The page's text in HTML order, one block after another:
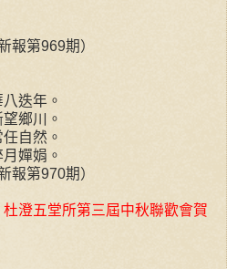
報第969期）
迭年。
鄉川。
自然。
嬋娟。
報第970期）
澄五堂所第三屆中秋聯歡會賀